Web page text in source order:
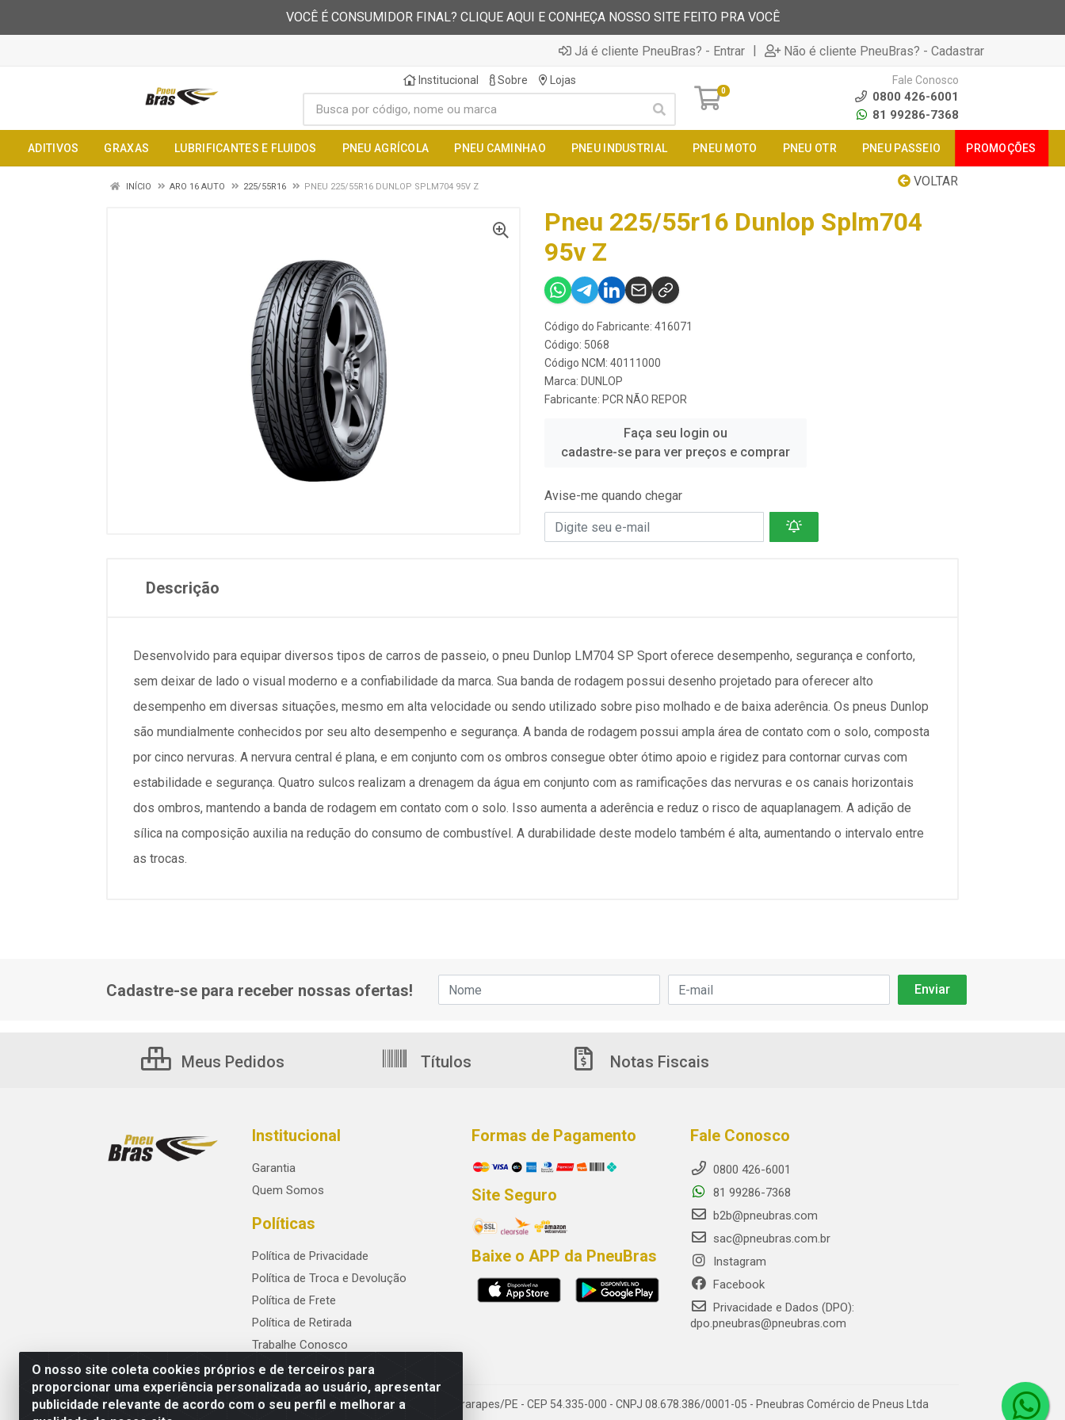
VOCÊ É CONSUMIDOR FINAL? CLIQUE AQUI E CONHEÇA NOSSO SITE FEITO PRA VOCÊ
Já é cliente PneuBras? - Entrar | Não é cliente PneuBras? - Cadastrar
Institucional Sobre Lojas
0
Fale Conosco
0800 426-6001
81 99286-7368
ADITIVOS GRAXAS LUBRIFICANTES E FLUIDOS PNEU AGRÍCOLA PNEU CAMINHAO PNEU INDUSTRIAL PNEU MOTO PNEU OTR PNEU PASSEIO PROMOÇÕES
VOLTAR
INÍCIO ARO 16 AUTO 225/55R16 PNEU 225/55R16 DUNLOP SPLM704 95V Z
Pneu 225/55r16 Dunlop Splm704
95v Z
Código do Fabricante: 416071
Código: 5068
Código NCM: 40111000
Marca: DUNLOP
Fabricante: PCR NÃO REPOR
Faça seu login ou
cadastre-se para ver preços e comprar
Avise-me quando chegar
Descrição
Desenvolvido para equipar diversos tipos de carros de passeio, o pneu Dunlop LM704 SP Sport oferece desempenho, segurança e conforto,
sem deixar de lado o visual moderno e a confiabilidade da marca. Sua banda de rodagem possui desenho projetado para oferecer alto
desempenho em diversas situações, mesmo em alta velocidade ou sendo utilizado sobre piso molhado e de baixa aderência. Os pneus Dunlop
são mundialmente conhecidos por seu alto desempenho e segurança. A banda de rodagem possui ampla área de contato com o solo, composta
por cinco nervuras. A nervura central é plana, e em conjunto com os ombros consegue obter ótimo apoio e rigidez para contornar curvas com
estabilidade e segurança. Quatro sulcos realizam a drenagem da água em conjunto com as ramificações das nervuras e os canais horizontais
dos ombros, mantendo a banda de rodagem em contato com o solo. Isso aumenta a aderência e reduz o risco de aquaplanagem. A adição de
sílica na composição auxilia na redução do consumo de combustível. A durabilidade deste modelo também é alta, aumentando o intervalo entre
as trocas.
O nosso site coleta cookies próprios e de terceiros para
proporcionar uma experiência personalizada ao usuário, apresentar
publicidade relevante de acordo com o seu perfil e melhorar a
Cadastre-se para receber nossas ofertas!
Meus Pedidos Títulos Notas Fiscais
Institucional
Garantia
Quem Somos
Políticas
Política de Privacidade
Política de Troca e Devolução
Política de Frete
Política de Retirada
Trabalhe Conosco
Formas de Pagamento
Site Seguro
Baixe o APP da PneuBras
Fale Conosco
0800 426-6001
81 99286-7368
b2b@pneubras.com
sac@pneubras.com.br
Instagram
Facebook
Privacidade e Dados (DPO):
dpo.pneubras@pneubras.com
PneuBras - Rodovia BR-101, KM 82 - Prazeres, Jaboatão dos Guararapes/PE - CEP 54.335-000 - CNPJ 08.678.386/0001-05 - Pneubras Comércio de Pneus Ltda